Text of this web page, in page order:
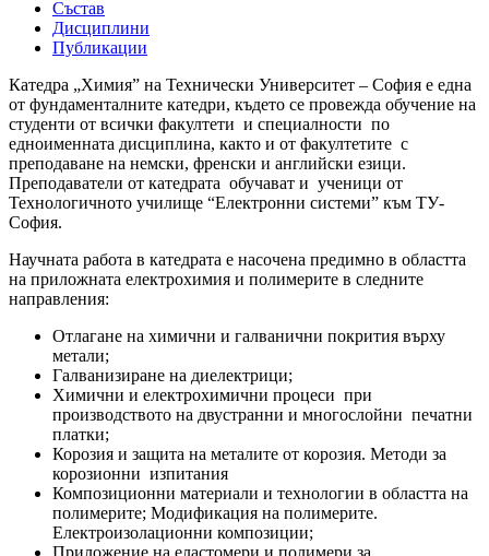
Състав
Дисциплини
Публикации
Катедра „Химия” на Технически Университет – София е една
от фундаменталните катедри, където се провежда обучение на
студенти от всички факултети и специалности по
едноименната дисциплина, както и от факултетите с
преподаване на немски, френски и английски езици.
Преподаватели от катедрата обучават и ученици от
Технологичното училище “Електронни системи” към ТУ-
София.
Научната работа в катедрата е насочена предимно в областта
на приложната електрохимия и полимерите в следните
направления:
Отлагане на химични и галванични покрития върху
метали;
Галванизиране на диелектрици;
Химични и електрохимични процеси при
производството на двустранни и многослойни печатни
платки;
Корозия и защита на металите от корозия. Методи за
корозионни изпитания
Композиционни материали и технологии в областта на
полимерите; Модификация на полимерите.
Електроизолационни композиции;
Приложение на еластомери и полимери за